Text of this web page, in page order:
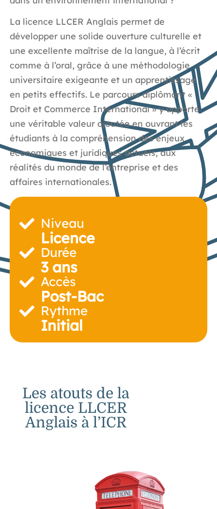
La licence LLCER Anglais permet de
développer une solide ouverture culturelle et
une excellente maîtrise de la langue, à l’écrit
comme à l’oral, grâce à une méthodologie
universitaire exigeante et un apprentissage
en petits effectifs. Le parcours diplômant «
Droit et Commerce International » y apporte
une véritable valeur ajoutée en ouvrant les
étudiants à la compréhension des enjeux
économiques et juridiques actuels, aux
réalités du monde de l’entreprise et des
affaires internationales.
Niveau
Licence
Durée
3 ans
Accès
Post-Bac
Rythme
Initial
Les atouts de la
licence LLCER
Anglais à l’ICR